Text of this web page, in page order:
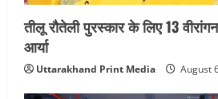
तीलू रौतेली पुरस्कार के लिए 13
आर्या
Uttarakhand Print Media August